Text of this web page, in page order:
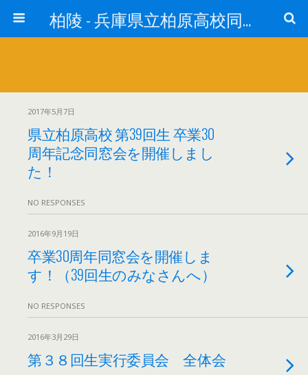
柏陵 - 兵庫県立柏原高校同窓会
2017年5月7日
県立柏原高校 第39回生 卒業30
周年記念同窓会を開催しまし
た！
NO RESPONSES
2016年9月19日
卒業30周年同窓会を開催しま
す！（39回生のみなさんへ）
NO RESPONSES
2016年3月29日
第３８回生実行委員会 全体会